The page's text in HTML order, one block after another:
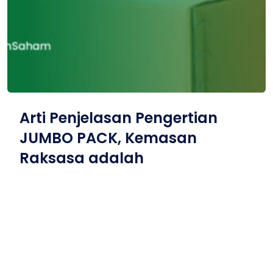
Arti Penjelasan Pengertian
JUMBO PACK, Kemasan
Raksasa adalah